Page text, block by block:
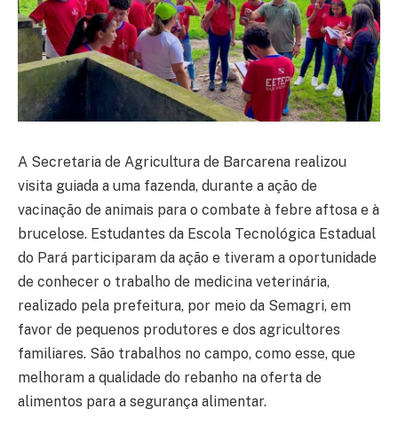
A Secretaria de Agricultura de Barcarena realizou
visita guiada a uma fazenda, durante a ação de
vacinação de animais para o combate à febre aftosa e à
brucelose. Estudantes da Escola Tecnológica Estadual
do Pará participaram da ação e tiveram a oportunidade
de conhecer o trabalho de medicina veterinária,
realizado pela prefeitura, por meio da Semagri, em
favor de pequenos produtores e dos agricultores
familiares. São trabalhos no campo, como esse, que
melhoram a qualidade do rebanho na oferta de
alimentos para a segurança alimentar.